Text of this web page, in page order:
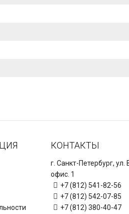
КОНТАКТЫ
г. Санкт-Петербург, ул.
офис. 1
+7 (812) 541-82-56
+7 (812) 542-07-85
+7 (812) 380-40-47